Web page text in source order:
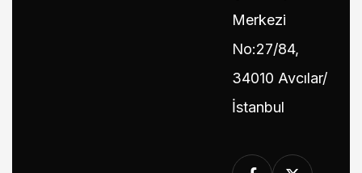
Merkezi
No:27/84,
34010 Avcılar/
İstanbul